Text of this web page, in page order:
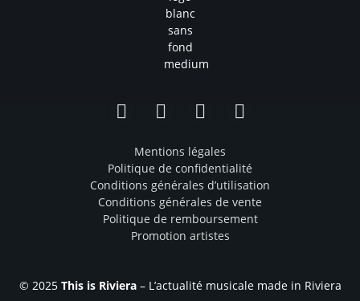
FacebookInstagramTikTok YouTube
Mentions légales
Politique de confidentialité
Conditions générales d’utilisation
Conditions générales de vente
Politique de remboursement
Promotion artistes
© 2025 This is Riviera– L’actualité musicale made in Riviera